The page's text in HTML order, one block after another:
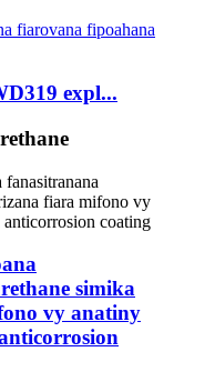
expl...
simika
vy anatiny